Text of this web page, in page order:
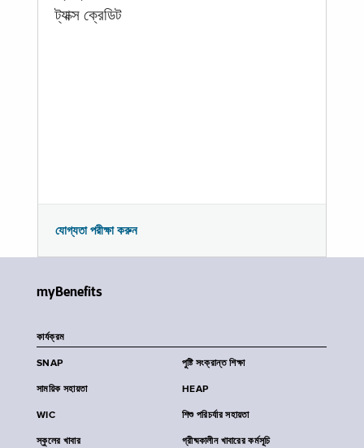
ট্যাক্স ক্রেডিট
যোগ্যতা পরীক্ষা করুন
myBenefits
কার্যক্রম
SNAP পুষ্টি সংক্রান্ত শিক্ষা
সাময়িক সহায়তা HEAP
WIC শিশু পরিচর্যার সহায়তা
স্কুলের খাবার
গ্রীষ্মকালীন খাবারের কর্মসূচি